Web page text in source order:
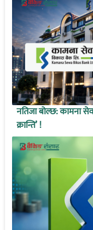
नतिजा बोल्छ: कामना
क्रान्ति’ !